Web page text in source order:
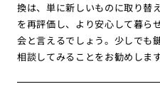
換は、単に新しいものに取り替
を再評価し、より安心して暮ら
会と言えるでしょう。少しでも
相談してみることをお勧めします